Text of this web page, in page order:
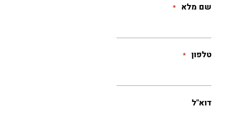
שם מלא *
טלפון *
דוא"ל